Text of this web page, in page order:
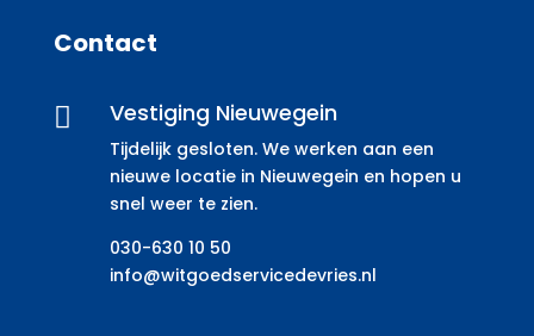
Contact
 Vestiging Nieuwegein
Tijdelijk gesloten. We werken aan een
nieuwe locatie in Nieuwegein en hopen u
snel weer te zien.
030-630 10 50
info@witgoedservicedevries.nl